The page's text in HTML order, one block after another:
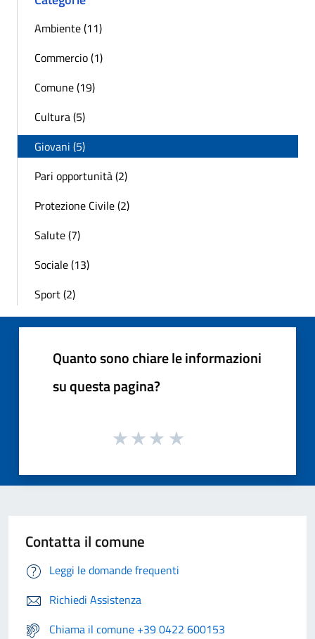
Ambiente (11)
Commercio (1)
Comune (19)
Cultura (5)
Giovani (5)
Pari opportunità (2)
Protezione Civile (2)
Salute (7)
Sociale (13)
Sport (2)
Quanto sono chiare le informazioni
su questa pagina?
Contatta il comune
Leggi le domande frequenti
Richiedi Assistenza
Chiama il comune +39 0422 600153